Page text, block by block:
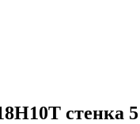
стенка 5